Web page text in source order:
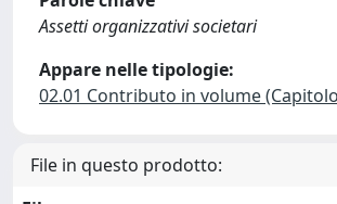
Assetti organizzativi societari
Appare nelle tipologie:
02.01 Contributo in volume
File in questo prodotto: